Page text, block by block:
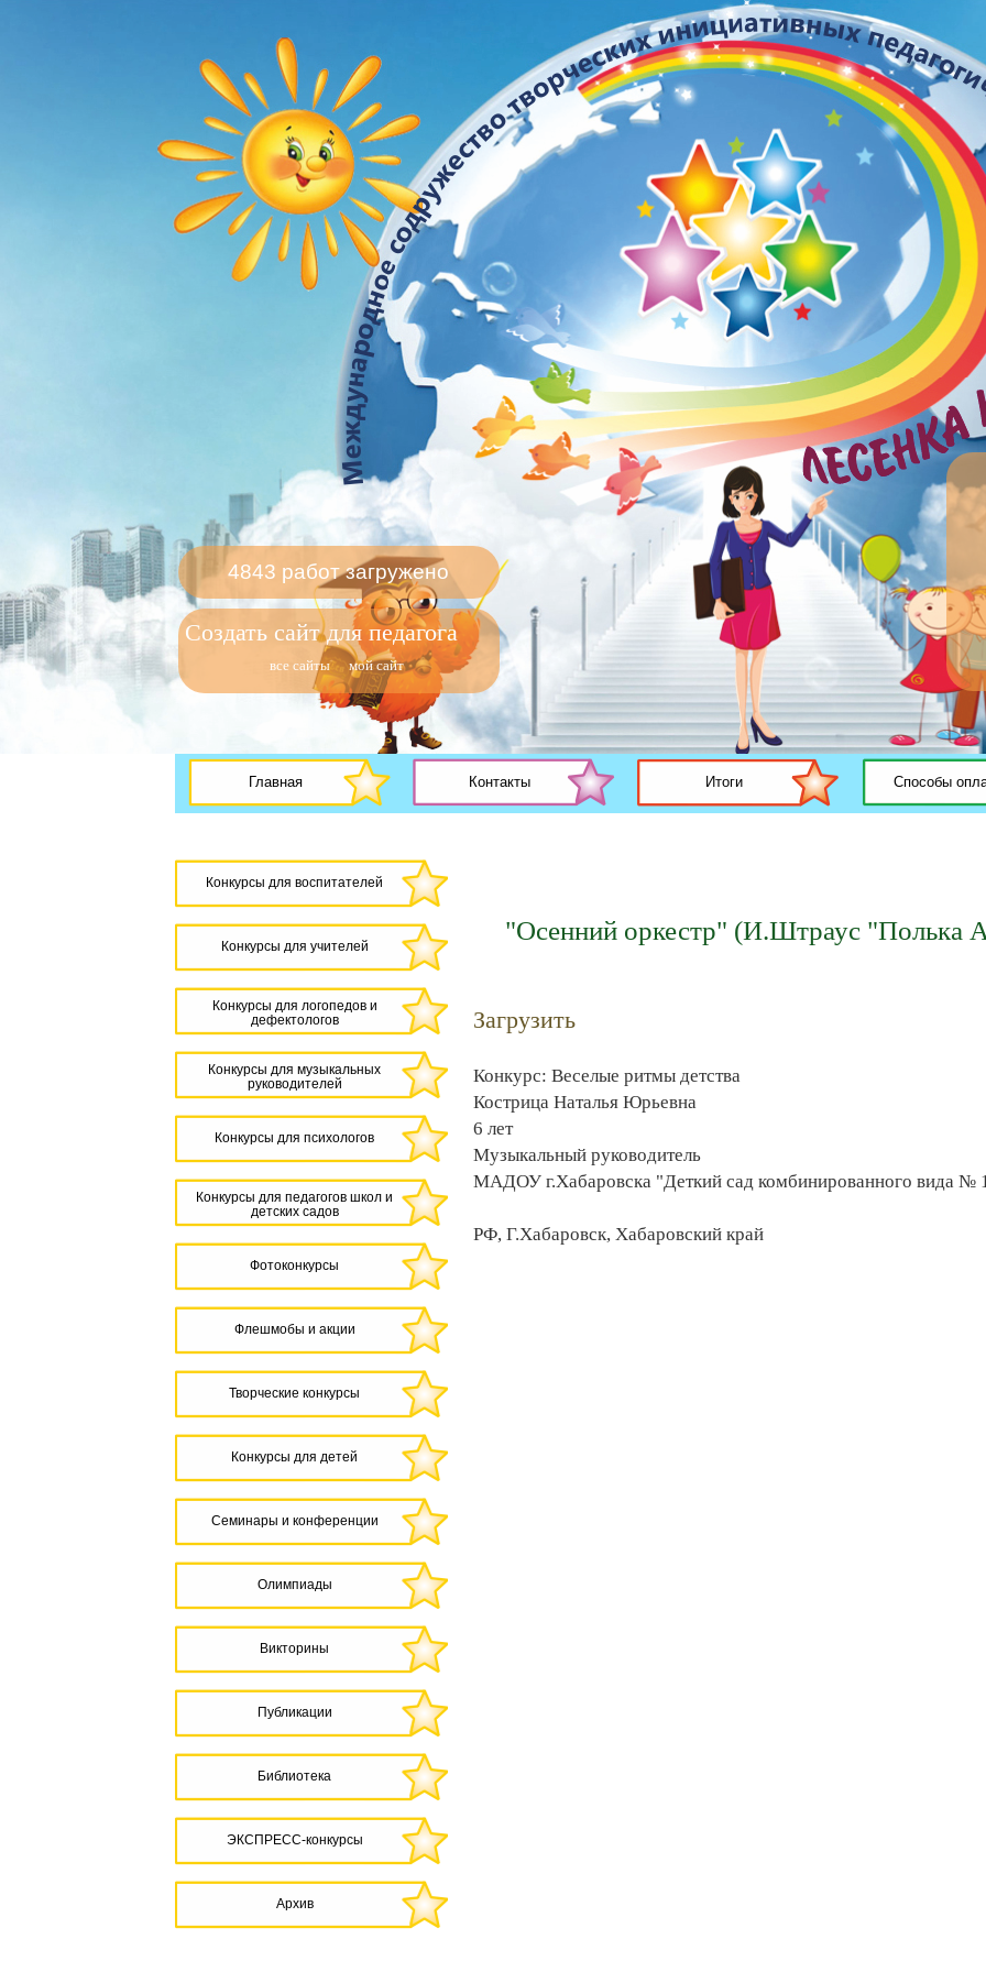
4843 работ загружено
Создать сайт для педагога
все сайты мой сайт
Главная Контакты Итоги Способы
Конкурсы для воспитателей
Конкурсы для учителей
Конкурсы для логопедов и
дефектологов
Конкурсы для музыкальных
руководителей
Конкурсы для психологов
Конкурсы для педагогов школ и
детских садов
Фотоконкурсы
Флешмобы и акции
Творческие конкурсы
Конкурсы для детей
Семинары и конференции
Олимпиады
Викторины
Публикации
Библиотека
ЭКСПРЕСС-конкурсы
Архив
"Осенний оркестр" (И.Штраус "Полька
Загрузить
Конкурс: Веселые ритмы детства
Кострица Наталья Юрьевна
6 лет
Музыкальный руководитель
МАДОУ г.Хабаровска "Деткий сад комбинированного вида №
РФ, Г.Хабаровск, Хабаровский край